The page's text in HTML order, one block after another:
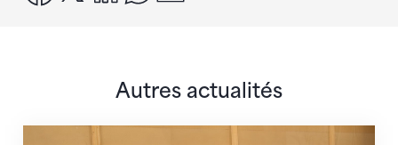
Autres actualités
En route pour Zagreb avec des objectifs clairs